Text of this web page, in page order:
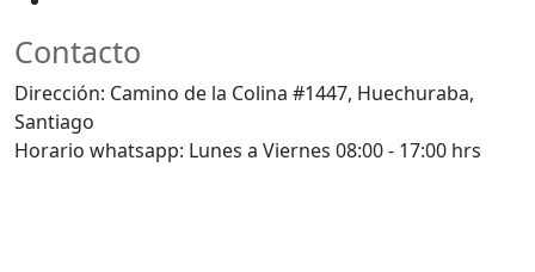
Contacto
Dirección: Camino de la Colina #1447, Huechuraba,
Santiago
Horario whatsapp: Lunes a Viernes 08:00 - 17:00 hrs